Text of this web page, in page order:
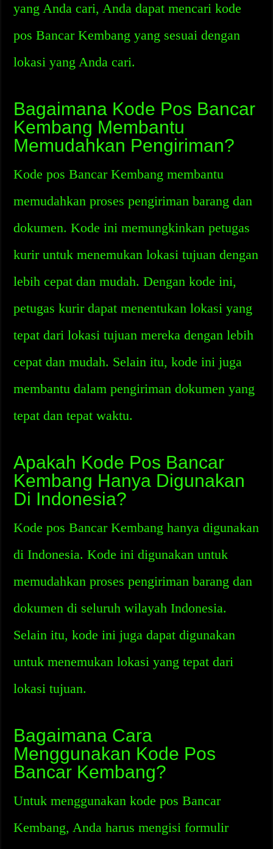
yang Anda cari, Anda dapat mencari kode
pos Bancar Kembang yang sesuai dengan
lokasi yang Anda cari.
Bagaimana Kode Pos Bancar
Kembang Membantu
Memudahkan Pengiriman?
Kode pos Bancar Kembang membantu
memudahkan proses pengiriman barang dan
dokumen. Kode ini memungkinkan petugas
kurir untuk menemukan lokasi tujuan dengan
lebih cepat dan mudah. Dengan kode ini,
petugas kurir dapat menentukan lokasi yang
tepat dari lokasi tujuan mereka dengan lebih
cepat dan mudah. Selain itu, kode ini juga
membantu dalam pengiriman dokumen yang
tepat dan tepat waktu.
Apakah Kode Pos Bancar
Kembang Hanya Digunakan
Di Indonesia?
Kode pos Bancar Kembang hanya digunakan
di Indonesia. Kode ini digunakan untuk
memudahkan proses pengiriman barang dan
dokumen di seluruh wilayah Indonesia.
Selain itu, kode ini juga dapat digunakan
untuk menemukan lokasi yang tepat dari
lokasi tujuan.
Bagaimana Cara
Menggunakan Kode Pos
Bancar Kembang?
Untuk menggunakan kode pos Bancar
Kembang, Anda harus mengisi formulir